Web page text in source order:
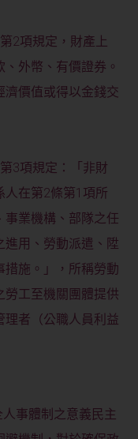
2項規定，財產上
外幣、有價證券。
濟價值或得以金錢交
3項規定：「非財
人在第2條第1項所
事業機構、部隊之任
進用、勞動派遣、陞
措施。」，所稱勞動
勞工至機關團體提供
理者（公職人員利益
事體制之意義民主